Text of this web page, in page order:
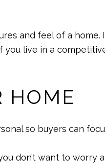
and feel of a
live in a
HOME
so buyers can
don’t want to